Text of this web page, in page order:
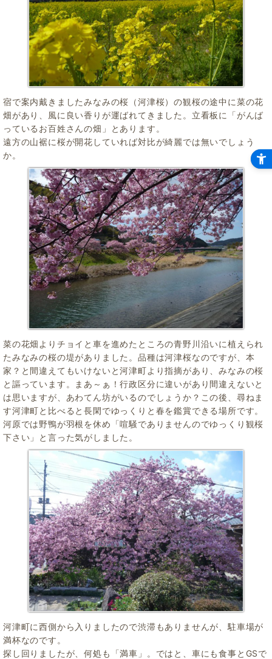
宿で案内戴きましたみなみの桜（河津桜）の観桜の途中に菜の花
畑があり、風に良い香りが運ばれてきました。立看板に「がんば
っているお百姓さんの畑」とあります。
遠方の山裾に桜が開花していれば対比が綺麗では無いでしょう
か。
菜の花畑よりチョイと車を進めたところの青野川沿いに植えられ
たみなみの桜の堤がありました。品種は河津桜なのですが、本
家？と間違えてもいけないと河津町より指摘があり、みなみの桜
と謳っています。まあ～ぁ！行政区分に違いがあり間違えないと
は思いますが、あわてん坊がいるのでしょうか？この後、尋ねま
す河津町と比べると長閑でゆっくりと春を鑑賞できる場所です。
河原では野鴨が羽根を休め「喧騒でありませんのでゆっくり観桜
下さい」と言った気がしました。
河津町に西側から入りましたので渋滞もありませんが、駐車場が
満杯なのです。
探し回りましたが、何処も「満車」。ではと、車にも食事とGSで